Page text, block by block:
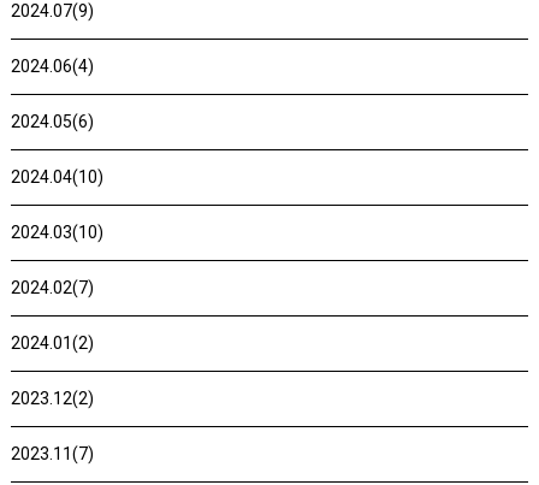
2024.07(9)
2024.06(4)
2024.05(6)
2024.04(10)
2024.03(10)
2024.02(7)
2024.01(2)
2023.12(2)
2023.11(7)